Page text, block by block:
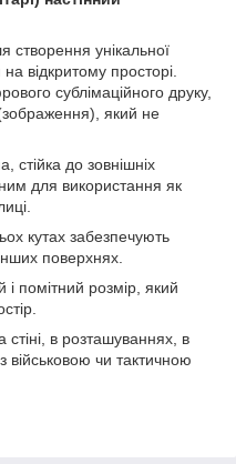
створення унікальної
відкритому просторі.
сублімаційного друку,
(зображення), який не
стійка до зовнішніх
для використання як
кутах забезпечують
поверхнях.
помітний розмір, який
стіні, в розташуваннях, в
військовою чи тактичною